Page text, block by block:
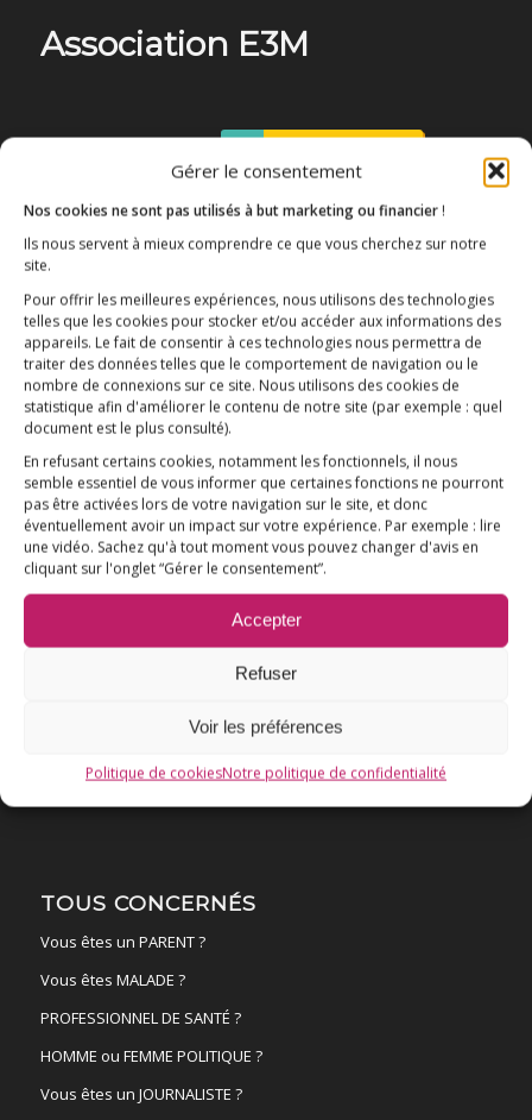
Gérer le consentement
Nos cookies ne sont pas utilisés à but marketing ou financier !
Ils nous servent à mieux comprendre ce que vous cherchez sur notre
site.
Pour offrir les meilleures expériences, nous utilisons des technologies
telles que les cookies pour stocker et/ou accéder aux informations des
appareils. Le fait de consentir à ces technologies nous permettra de
traiter des données telles que le comportement de navigation ou le
nombre de connexions sur ce site. Nous utilisons des cookies de
statistique afin d'améliorer le contenu de notre site (par exemple : quel
document est le plus consulté).
En refusant certains cookies, notamment les fonctionnels, il nous
semble essentiel de vous informer que certaines fonctions ne pourront
pas être activées lors de votre navigation sur le site, et donc
éventuellement avoir un impact sur votre expérience. Par exemple : lire
une vidéo. Sachez qu'à tout moment vous pouvez changer d'avis en
cliquant sur l'onglet “Gérer le consentement”.
Accepter
Refuser
Voir les préférences
Politique de cookiesNotre politique de confidentialité
Association E3M
L’ESSENTIEL
COMPRENDRE
AGIR
VACCINATION HPV
E3M interpelle le Ministre de la Santé
Vaccination HPV – FAQ
Chronologie
Fil d’actualité
TOUS CONCERNÉS
Vous êtes un PARENT ?
Vous êtes MALADE ?
PROFESSIONNEL DE SANTÉ ?
HOMME ou FEMME POLITIQUE ?
Vous êtes un JOURNALISTE ?